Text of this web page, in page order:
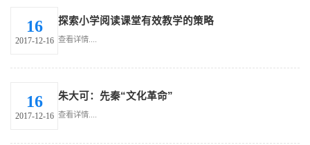
16
2017-12-16
探索小学阅读课堂有效教学的策略
查看详情....
16
2017-12-16
朱大可：先秦“文化革命”
查看详情....